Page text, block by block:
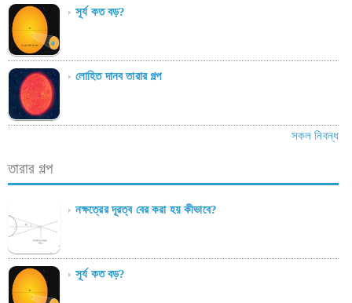
সূর্য কত বড়?
লোহিত দানব তারার গল্প
সকল নিবন্ধ
তারার গল্প
নক্ষত্রের দূরত্ব বের করা হয় কীভাবে?
সূর্য কত বড়?